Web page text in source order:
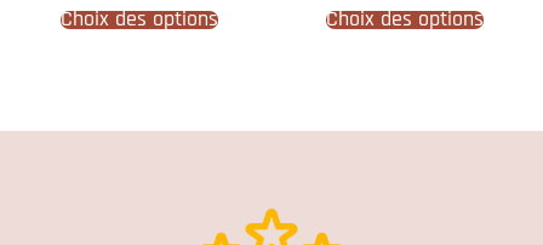
Choix des options Choix des options